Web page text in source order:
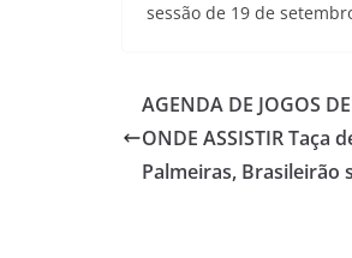
sessão de 19 de
AGENDA DE JOGOS
ONDE ASSISTIR Taça
Palmeiras, Brasileirão